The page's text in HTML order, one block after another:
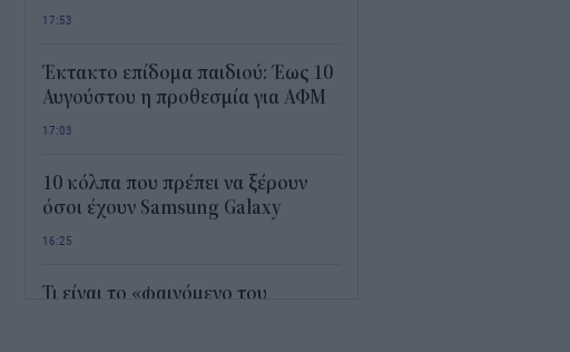
17:53
Έκτακτο επίδομα παιδιού: Έως 10
Αυγούστου η προθεσμία για ΑΦΜ
17:03
10 κόλπα που πρέπει να ξέρουν
όσοι έχουν Samsung Galaxy
16:25
Τι είναι το «φαινόμενο του